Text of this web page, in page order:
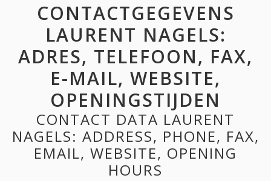
CONTACTGEGEVENS
LAURENT NAGELS:
ADRES, TELEFOON, FAX,
E-MAIL, WEBSITE,
OPENINGSTIJDEN
CONTACT DATA LAURENT
NAGELS: ADDRESS, PHONE, FAX,
EMAIL, WEBSITE, OPENING
HOURS